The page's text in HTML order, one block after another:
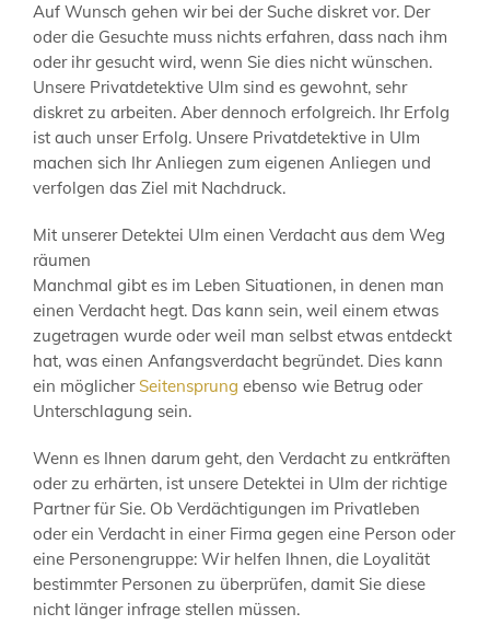
Auf Wunsch gehen wir bei der Suche diskret vor. Der
oder die Gesuchte muss nichts erfahren, dass nach ihm
oder ihr gesucht wird, wenn Sie dies nicht wünschen.
Unsere Privatdetektive Ulm sind es gewohnt, sehr
diskret zu arbeiten. Aber dennoch erfolgreich. Ihr Erfolg
ist auch unser Erfolg. Unsere Privatdetektive in Ulm
machen sich Ihr Anliegen zum eigenen Anliegen und
verfolgen das Ziel mit Nachdruck.
Mit unserer Detektei Ulm einen Verdacht aus dem Weg
räumen
Manchmal gibt es im Leben Situationen, in denen man
einen Verdacht hegt. Das kann sein, weil einem etwas
zugetragen wurde oder weil man selbst etwas entdeckt
hat, was einen Anfangsverdacht begründet. Dies kann
ein möglicher Seitensprung ebenso wie Betrug oder
Unterschlagung sein.
Wenn es Ihnen darum geht, den Verdacht zu entkräften
oder zu erhärten, ist unsere Detektei in Ulm der richtige
Partner für Sie. Ob Verdächtigungen im Privatleben
oder ein Verdacht in einer Firma gegen eine Person oder
eine Personengruppe: Wir helfen Ihnen, die Loyalität
bestimmter Personen zu überprüfen, damit Sie diese
nicht länger infrage stellen müssen.